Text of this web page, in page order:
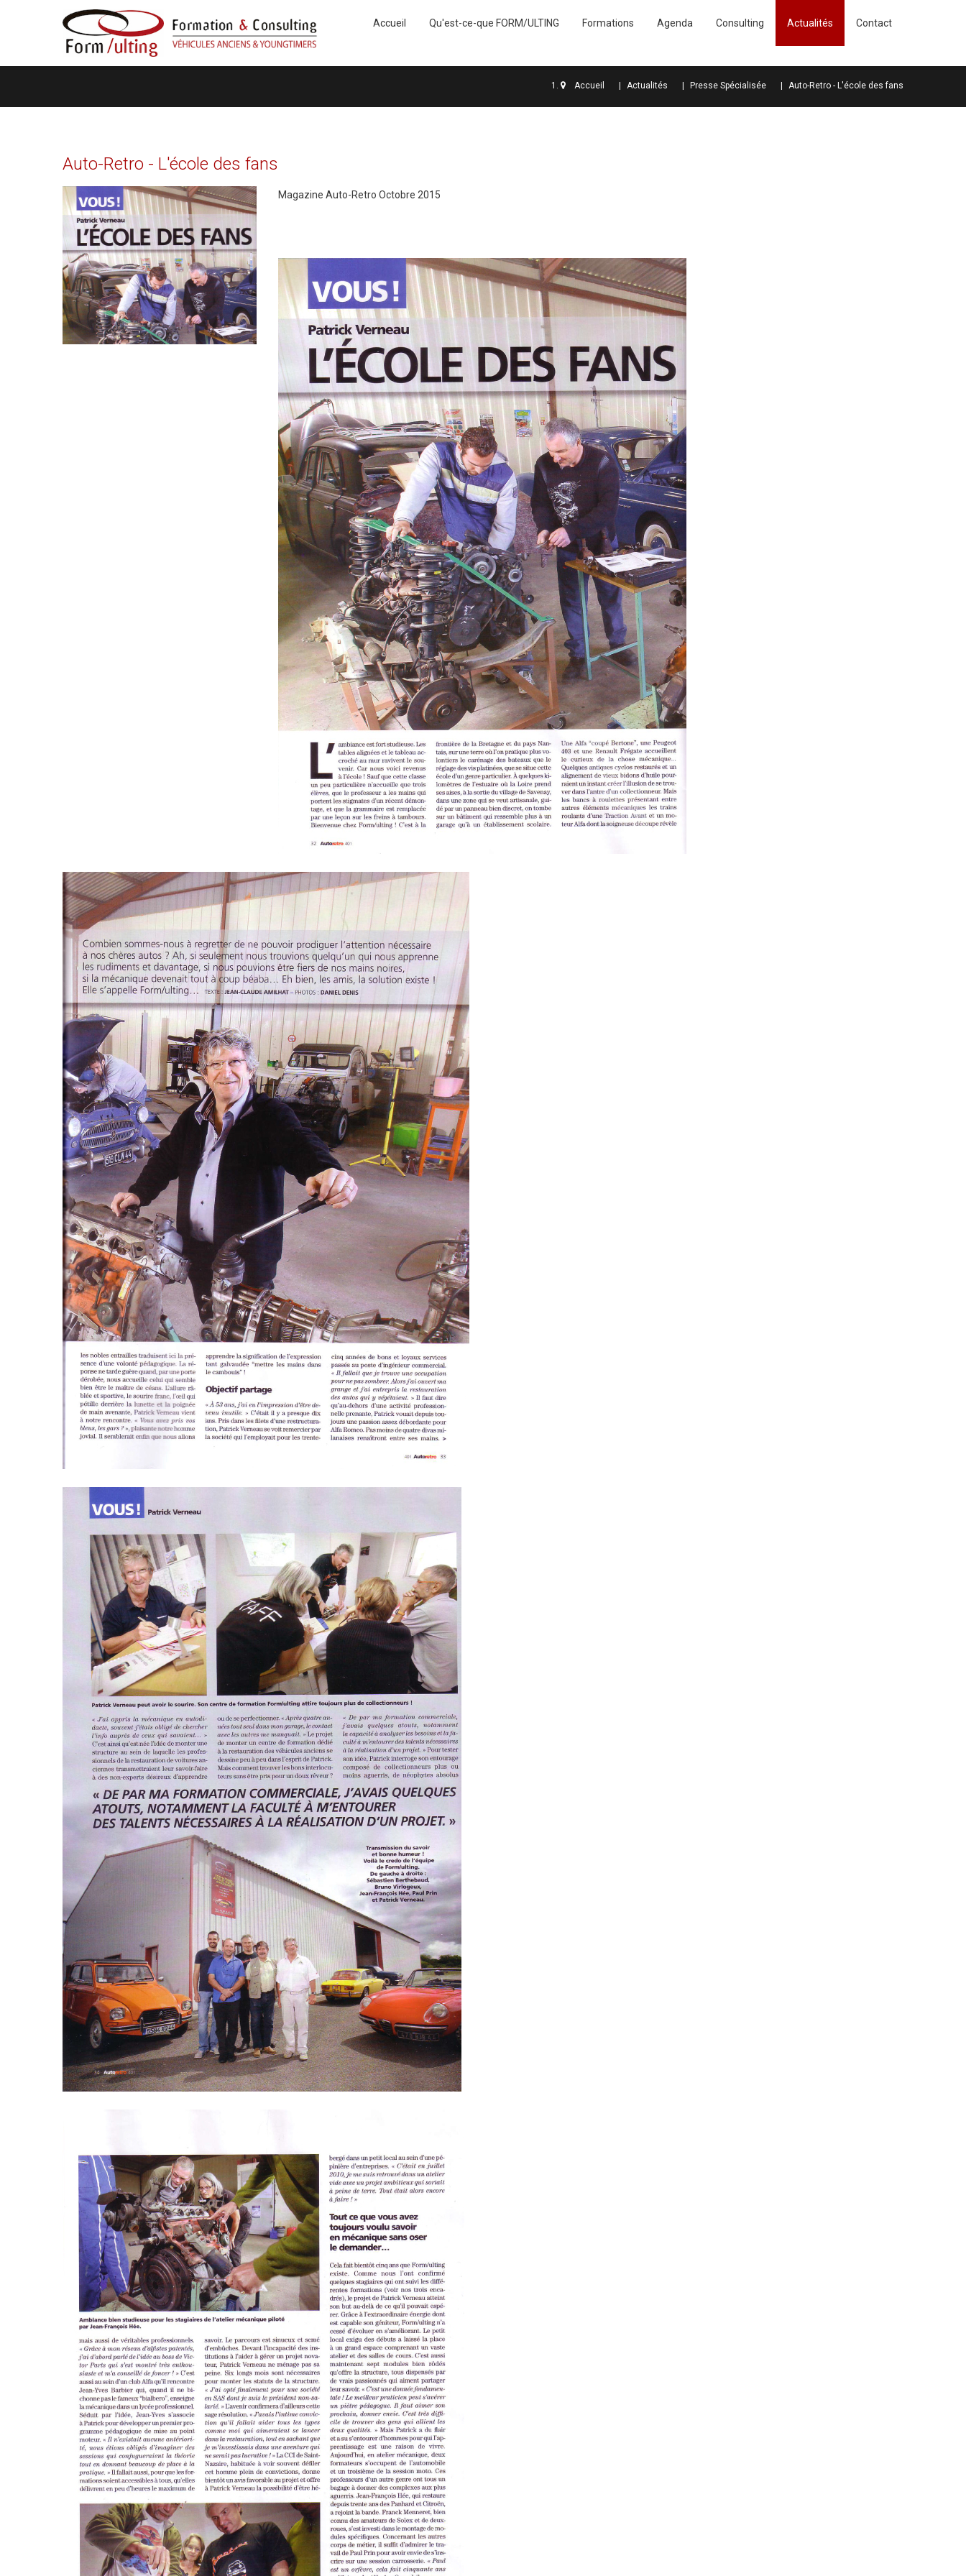
Accueil Qu'est-ce-que FORM/ULTING Formations Agenda Consulting Actualités Contact
Accueil Actualités Presse Spécialisée Auto-Retro - L'école des fans
Auto-Retro - L'école des fans
Magazine Auto-Retro Octobre 2015